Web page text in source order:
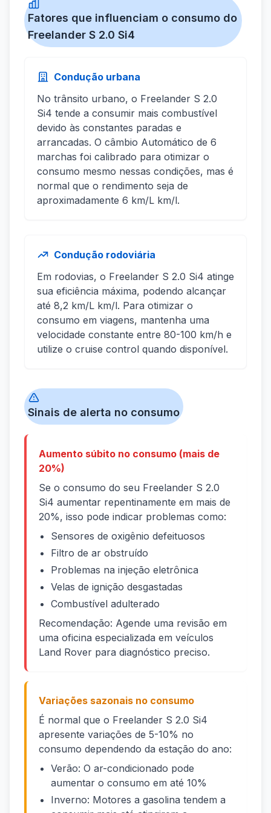
Fatores que influenciam o consumo do
Freelander S 2.0 Si4
Condução urbana
No trânsito urbano, o Freelander S 2.0
Si4 tende a consumir mais combustível
devido às constantes paradas e
arrancadas. O câmbio Automático de 6
marchas foi calibrado para otimizar o
consumo mesmo nessas condições, mas é
normal que o rendimento seja de
aproximadamente 6 km/L km/l.
Condução rodoviária
Em rodovias, o Freelander S 2.0 Si4 atinge
sua eficiência máxima, podendo alcançar
até 8,2 km/L km/l. Para otimizar o
consumo em viagens, mantenha uma
velocidade constante entre 80-100 km/h e
utilize o cruise control quando disponível.
Sinais de alerta no consumo
Aumento súbito no consumo (mais de
20%)
Se o consumo do seu Freelander S 2.0
Si4 aumentar repentinamente em mais de
20%, isso pode indicar problemas como:
Sensores de oxigênio defeituosos
Filtro de ar obstruído
Problemas na injeção eletrônica
Velas de ignição desgastadas
Combustível adulterado
Recomendação: Agende uma revisão em
uma oficina especializada em veículos
Land Rover para diagnóstico preciso.
Variações sazonais no consumo
É normal que o Freelander S 2.0 Si4
apresente variações de 5-10% no
consumo dependendo da estação do ano:
Verão: O ar-condicionado pode
aumentar o consumo em até 10%
Inverno: Motores a gasolina tendem a